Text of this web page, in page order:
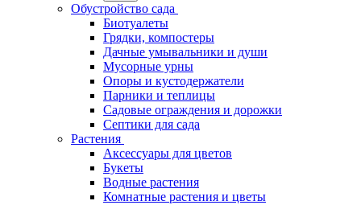
Обустройство сада
Биотуалеты
Грядки, компостеры
Дачные умывальники и души
Мусорные урны
Опоры и кустодержатели
Парники и теплицы
Садовые ограждения и дорожки
Септики для сада
Растения
Аксессуары для цветов
Букеты
Водные растения
Комнатные растения и цветы